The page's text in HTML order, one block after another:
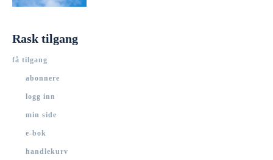
Rask tilgang
få tilgang
abonnere
logg inn
min side
e-bok
handlekurv